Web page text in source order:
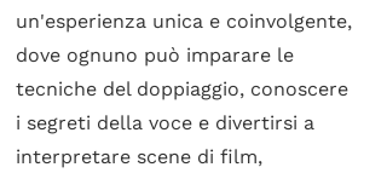
un'esperienza unica e coinvolgente,
dove ognuno può imparare le
tecniche del doppiaggio, conoscere
i segreti della voce e divertirsi a
interpretare scene di film,